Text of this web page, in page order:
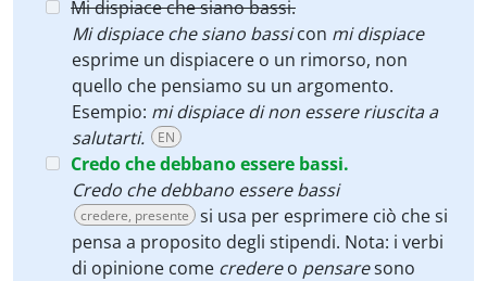
Mi dispiace che siano bassi.
Mi dispiace che siano bassicon mi dispiace
esprime un dispiacere o un rimorso, non
quello che pensiamo su un argomento.
Esempio: mi dispiace di non essere riuscita a
salutarti.
EN
Credo che debbano essere bassi.
Credo che debbano essere bassi
credere, presente
si usa per esprimere ciò che si
pensa a proposito degli stipendi. Nota: i verbi
di opinione come credereo pensaresono